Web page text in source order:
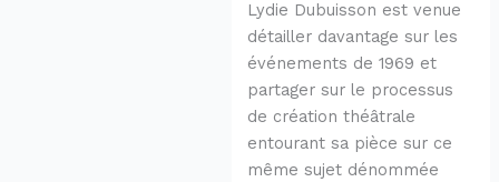
Lydie Dubuisson est venue
détailler davantage sur les
événements de 1969 et
partager sur le processus
de création théâtrale
entourant sa pièce sur ce
même sujet dénommée